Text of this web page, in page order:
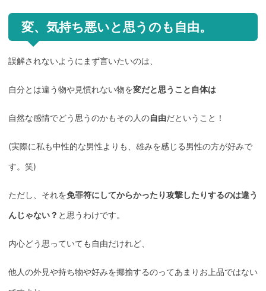
変、気持ち悪いと思うのも自由。
誤解されないようにまず言いたいのは、
自分とは違う物や見慣れない物を変だと思うこと自体は
自然な感情でどう思うのかもその人の自由だということ！
(実際に私も中性的な男性よりも、雄みを感じる男性の方が好みで
す。笑)
ただし、それを免罪符にしてからかったり攻撃したりするのは違う
んじゃない？ と思うわけです。
内心どう思っていても自由だけれど、
他人の外見や持ち物や好みを揶揄するのってあまりお上品ではない